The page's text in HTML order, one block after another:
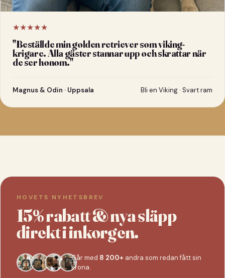
★★★★★
"Beställde min golden retriever som viking-
krigare. Alla gäster stannar upp och skrattar när
de ser honom."
Magnus & Odin · Uppsala Bli en Viking · Svart ram
HOVETS NYHETSBREV
15% rabatt & nya släpp
direkt i inkorgen.
Går med 8 200+ andra som redan fått sin
krona.